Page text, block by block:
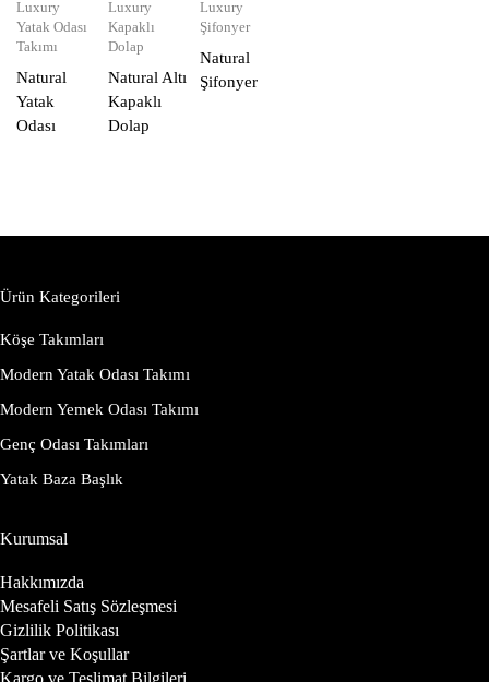
Luxury
Yatak Odası
Takımı
Natural
Yatak
Odası
Luxury
Kapaklı
Dolap
Natural Altı
Kapaklı
Dolap
Luxury
Şifonyer
Natural
Şifonyer
Ürün Kategorileri
Köşe Takımları
Modern Yatak Odası Takımı
Modern Yemek Odası Takımı
Genç Odası Takımları
Yatak Baza Başlık
Kurumsal
Hakkımızda
Mesafeli Satış Sözleşmesi
Gizlilik Politikası
Şartlar ve Koşullar